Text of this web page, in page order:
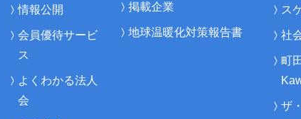
情報公開
会員優待サービ
ス
よくわかる法人
会
掲載企業
地球温暖化対策報告書
ス
社
町
ザ